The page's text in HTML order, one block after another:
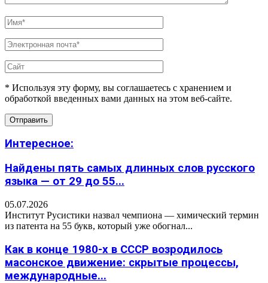
* Используя эту форму, вы соглашаетесь с хранением и
обработкой введенных вами данных на этом веб-сайте.
Интересное:
Найдены пять самых длинных слов русского
языка — от 29 до 55...
05.07.2026
Институт Русистики назвал чемпиона — химический термин
из патента на 55 букв, который уже обогнал...
Как в конце 1980-х в СССР возродилось
масонское движение: скрытые процессы,
международные...